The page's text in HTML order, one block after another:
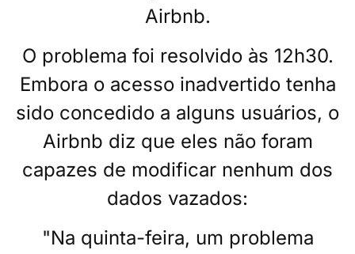
Airbnb.
O problema foi resolvido às 12h30.
Embora o acesso inadvertido tenha
sido concedido a alguns usuários, o
Airbnb diz que eles não foram
capazes de modificar nenhum dos
dados vazados:
"Na quinta-feira, um problema